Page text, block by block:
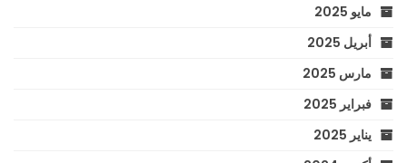
مايو 2025
أبريل 2025
مارس 2025
فبراير 2025
يناير 2025